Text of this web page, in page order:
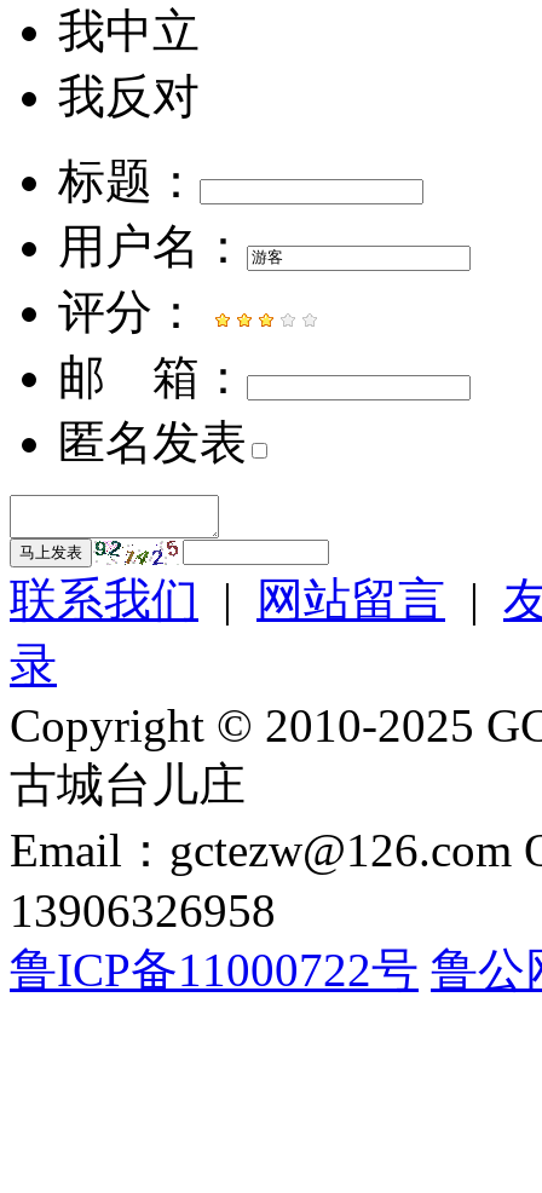
我中立
我反对
标题：
用户名：
评分：
邮 箱：
匿名发表
马上发表
联系我们 | 网站留言 |
录
Copyright © 2010-2025
古城台儿庄
Email：gctezw@126.com
13906326958
鲁ICP备11000722号 鲁公